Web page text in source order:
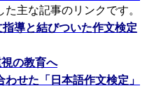
主な記事のリンクです。
導と結びついた作文検定
の教育へ
せた「日本語作文検定」